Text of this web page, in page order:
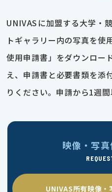
UNIVASに加盟する大学・
トギャラリー内の写真を使
使用申請書」をダウンロー
え、申請書と必要書類を添
りください。申請から1週間
映像・写
UNIVAS所有映像